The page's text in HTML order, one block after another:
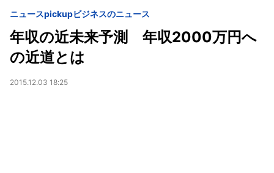
ニュースpickupビジネスのニュース
年収の近未来予測 年収2000万円へ
の近道とは
2015.12.03 18:25